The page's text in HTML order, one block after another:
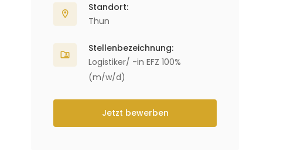
Standort:
Thun
Stellenbezeichnung:
Logistiker/ -in EFZ 100%
(m/w/d)
Jetzt bewerben